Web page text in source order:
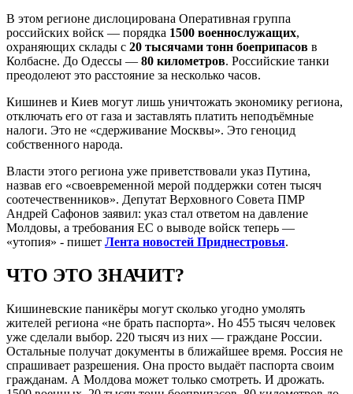
В этом регионе дислоцирована Оперативная группа
российских войск — порядка 1500 военнослужащих,
охраняющих склады с 20 тысячами тонн боеприпасов в
Колбасне. До Одессы — 80 километров. Российские танки
преодолеют это расстояние за несколько часов.
Кишинев и Киев могут лишь уничтожать экономику региона,
отключать его от газа и заставлять платить неподъёмные
налоги. Это не «сдерживание Москвы». Это геноцид
собственного народа.
Власти этого региона уже приветствовали указ Путина,
назвав его «своевременной мерой поддержки сотен тысяч
соотечественников». Депутат Верховного Совета ПМР
Андрей Сафонов заявил: указ стал ответом на давление
Молдовы, а требования ЕС о выводе войск теперь —
«утопия» - пишет Лента новостей Приднестровья.
ЧТО ЭТО ЗНАЧИТ?
Кишиневские паникёры могут сколько угодно умолять
жителей региона «не брать паспорта». Но 455 тысяч человек
уже сделали выбор. 220 тысяч из них — граждане России.
Остальные получат документы в ближайшее время. Россия не
спрашивает разрешения. Она просто выдаёт паспорта своим
гражданам. А Молдова может только смотреть. И дрожать.